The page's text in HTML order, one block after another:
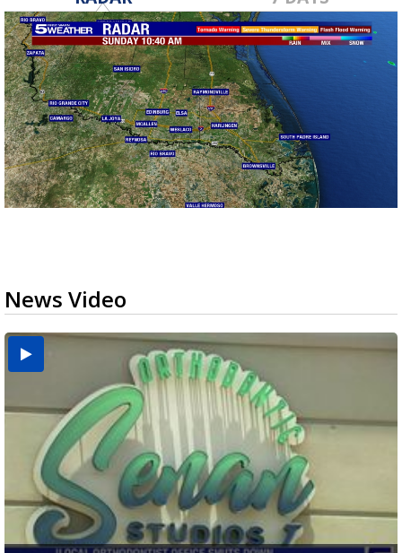
News Video
USDA inspector withdrawal halts Michoacán